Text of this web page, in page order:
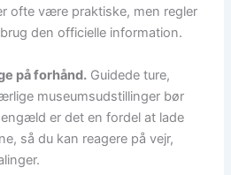
ofte være praktiske, men regler
den officielle information.
på forhånd. Guidede ture,
museumsudstillinger bør
er det en fordel at lade
så du kan reagere på vejr,